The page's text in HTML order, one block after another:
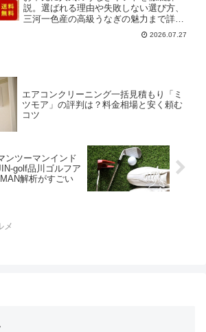
説。選ばれる理由や失敗しない選び方、
三河一色産の高級うなぎの魅力まで詳し
く紹介。贈って喜ばれるグルメギフトを
探している方に最適なガイドです。
2026.07.27
エアコンクリーニング一括見積もり「ミ
ツモア」の評判は？料金相場と安く頼む
コツ
ンツーマンインド
golf品川ゴルフア
解析がすごい
メ